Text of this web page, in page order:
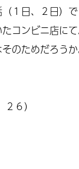
１日、２日）
コンビニ店に
のためだろう
６）